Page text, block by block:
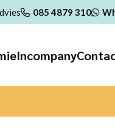
085 4879 310
Incompany